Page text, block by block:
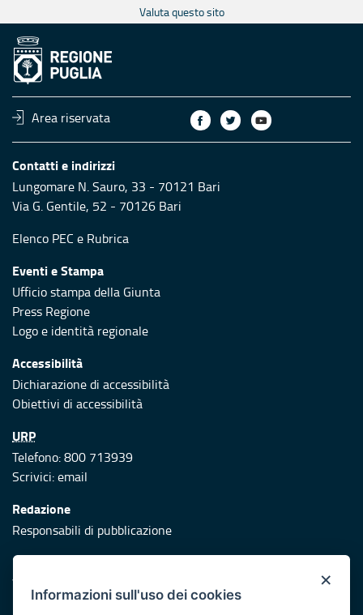
Valuta questo sito
Area riservata
Contatti e indirizzi
Lungomare N. Sauro, 33 - 70121 Bari
Via G. Gentile, 52 - 70126 Bari
Elenco PEC e Rubrica
Eventi e Stampa
Ufficio stampa della Giunta
Press Regione
Logo e identità regionale
Accessibilità
Dichiarazione di accessibilità
Obiettivi di accessibilità
URP
Telefono: 800 713939
Scrivici:email
Redazione
Responsabili di pubblicazione
Protezione civile
Vai al sito di Protezione Civile Puglia
×
Informazioni sull'uso dei cookies